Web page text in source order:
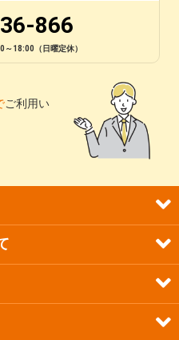
866
18:00（日曜定休）
ご利用い